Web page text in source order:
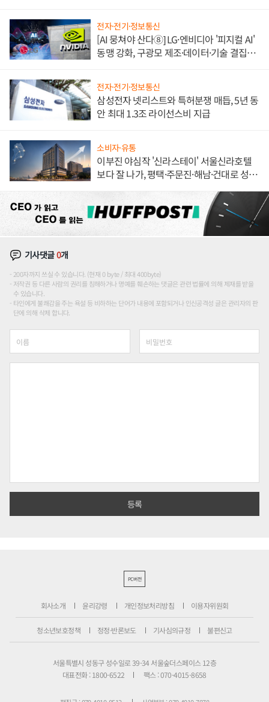
전자·전기·정보통신
[AI 뭉쳐야 산다⑧] LG·엔비디아 '피지컬 AI'
동맹 강화, 구광모 제조·데이터·기술 결집
전자·전기·정보통신
삼성전자 넷리스트와 특허분쟁 매듭, 5년 동
안 최대 1.3조 라이선스비 지급
소비자·유통
이부진 야심작 '신라스테이' 서울신라호텔
보다 잘 나가, 평택·주문진·해남·건대로 성
기사댓글0개
200자까지 쓰실 수 있습니다. (현재 0 byte / 최대 400byte)
저작권 등 다른 사람의 권리를 침해하거나 명예를 훼손하는 댓글은 관련 법률에 의해 제재를 받을
수 있습니다.
타인에게 불쾌감을 주는 욕설 등 비하하는 단어가 내용에 포함되거나 인신공격성 글은 관리자의 판
단에 의해 삭제 합니다.
PC버전
회사소개 윤리강령 개인정보처리방침 이용자위원회
청소년보호정책 정정·반론보도 기사심의규정 불편신고
서울특별시 성동구 성수일로 39-34 서울숲더스페이스 12층
대표전화 : 1800-6522
팩스 : 070-4015-8658